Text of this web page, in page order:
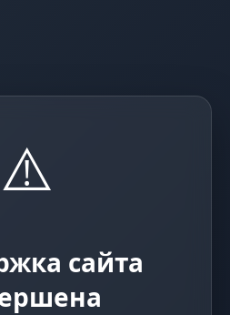
⚠️
сайта